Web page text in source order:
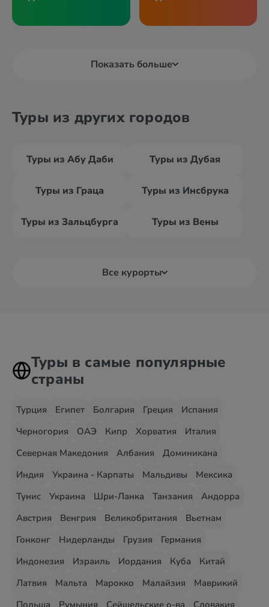
Показать больше
Туры из других городов
Туры из Абу Даби Туры из Дубая
Туры из Граца Туры из Инсбрука
Туры из Зальцбурга Туры из Вены
Все курорты
Туры в самые популярные
страны
Турция Египет Болгария Греция
Испания
Черногория
ОАЭ Кипр Хорватия
Италия
Северная Македония
Албания
Доминикана
Индия
Украина - Карпаты Мальдивы
Мексика
Тунис
Украина Шри-Ланка Танзания
Андорра
Австрия
Венгрия Великобритания
Вьетнам
Гонконг
Нидерланды Грузия
Германия
Индонезия
Израиль Иордания Куба
Китай
Латвия
Мальта Марокко Малайзия
Маврикий
Польша
Румыния Сейшельские о-ва Словакия